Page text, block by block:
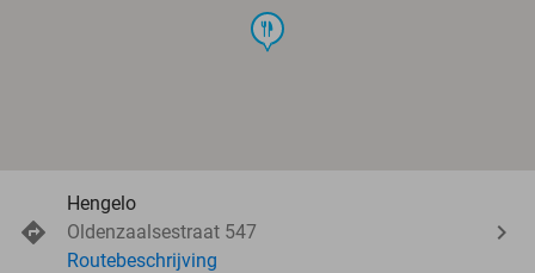
food
Hengelo
Oldenzaalsestraat 547
Routebeschrijving